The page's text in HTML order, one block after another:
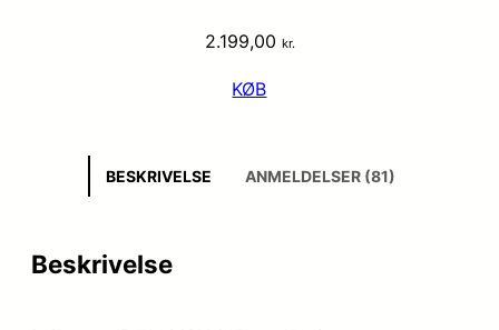
2.199,00 kr.
KØB
BESKRIVELSE ANMELDELSER (81)
Beskrivelse